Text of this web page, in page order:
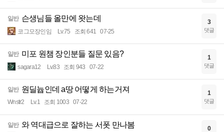
일반 슨생님들 올만에 왓는데
코그모장인임 Lv.75 조회 641 07-25
3
댓글
일반 미포 원챔 장인분들 질문 있음?
sagara12 Lv.83 조회 943 07-22
1
댓글
일반 원딜늅인데 a땅 어떻게 하는거져
Wnstr2 Lv.1 조회 1003 07-22
1
댓글
일반 와 역대급으로 잘하는 서폿 만나봄 0